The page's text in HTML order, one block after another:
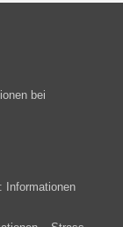
bei
Informationen